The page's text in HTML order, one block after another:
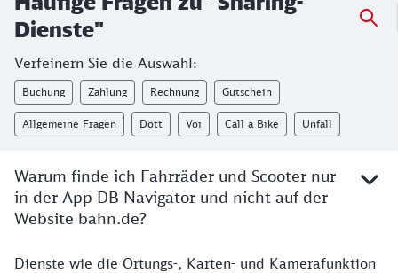
Dienste"
Verfeinern Sie die Auswahl:
Buchung Zahlung Rechnung Gutschein
Allgemeine Fragen Dott Voi Call a Bike Unfall
Warum finde ich Fahrräder und Scooter nur
in der App DB Navigator und nicht auf der
Website bahn.de?
Dienste wie die Ortungs-, Karten- und Kamerafunktion